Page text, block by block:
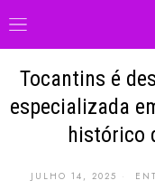
Tocantins é
especializada
histórico
JULHO 14, 2025